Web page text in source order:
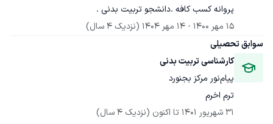
پروانه کسب کافه .دانشجو تربیت بدنی .
15 مهر 1400
- 14 مهر 1404
(نزدیک 4 سال)
سوابق تحصیلی
کارشناسی تربیت بدنی
پیام‌نور مرکز بجنورد
ترم اخرم
31 شهریور 1401
تا اکنون (نزدیک 4 سال)